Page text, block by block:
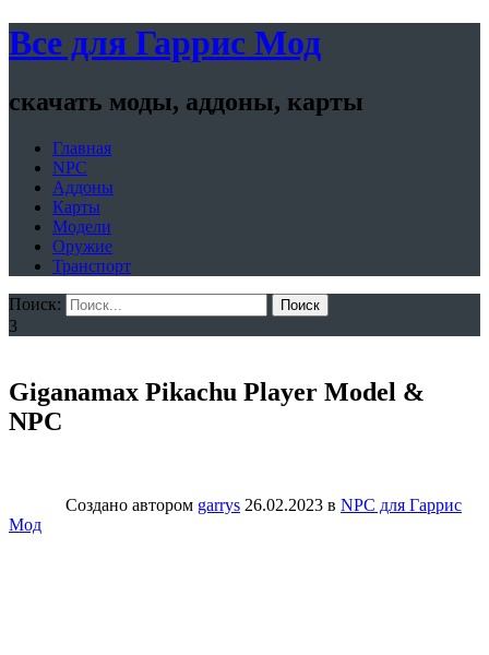
Все для Гаррис Мод
скачать моды, аддоны, карты
Главная
NPC
Аддоны
Карты
Модели
Оружие
Транспорт
Поиск: Поиск
3
Giganamax Pikachu Player Model &
NPC
Создано автором garrys 26.02.2023 в NPC для Гаррис
Мод